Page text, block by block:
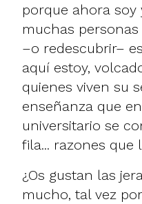
porque ahora soy
muchas
–o redescubrir–
aquí estoy,
quienes viven su
enseñanza que
universitario se
fila... razones que
¿Os gustan las
mucho, tal vez